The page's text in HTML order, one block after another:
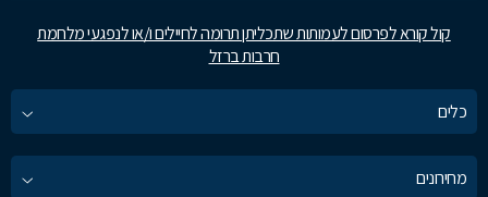
קול קורא לפרסום לעמותות שתכליתן תרומה לחיילים ו/או לנפגעי מלחמת
חרבות ברזל
כלים
מחירונים